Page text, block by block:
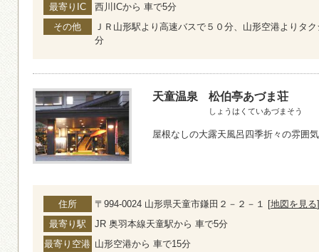
最寄りIC
西川ICから 車で5分
その他
ＪＲ山形駅より高速バスで５０分、山形空港よりタ
分
天童温泉 松伯亭あづま荘
しょうはくていあづまそう
屋根なしの大露天風呂四季折々の雰囲
住所 〒994-0024 山形県天童市鎌田２－２－１ [地図を見る]
最寄り駅
JR 奥羽本線天童駅から 車で5分
最寄り空港 山形空港から 車で15分